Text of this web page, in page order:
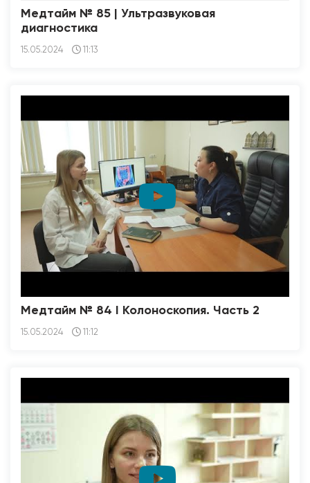
Медтайм № 85 | Ультразвуковая
диагностика
15.05.2024 11:13
Медтайм № 84 I Колоноскопия. Часть 2
15.05.2024 11:12